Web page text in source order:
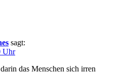
sagt:
Uhr
das Menschen sich irren